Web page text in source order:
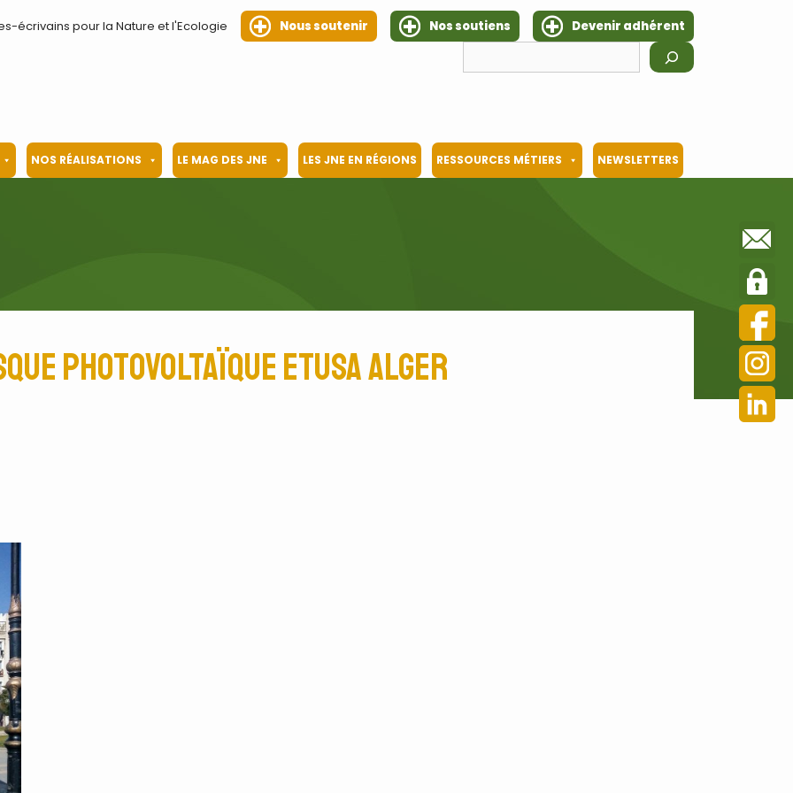
écrivains pour la Nature et l'Ecologie Nous soutenir Nos soutiens
Devenir adhérent
NOS RÉALISATIONS LE MAG DES JNE LES JNE EN RÉGIONS RESSOURCES MÉTIERS NEWSLETTERS
photovoltaïque ETUSA Alger